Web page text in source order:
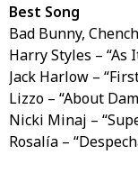
Best Song
Bad Bunny,
Harry Styles – “As
Jack Harlow –
Lizzo – “About
Nicki Minaj –
Rosalía –